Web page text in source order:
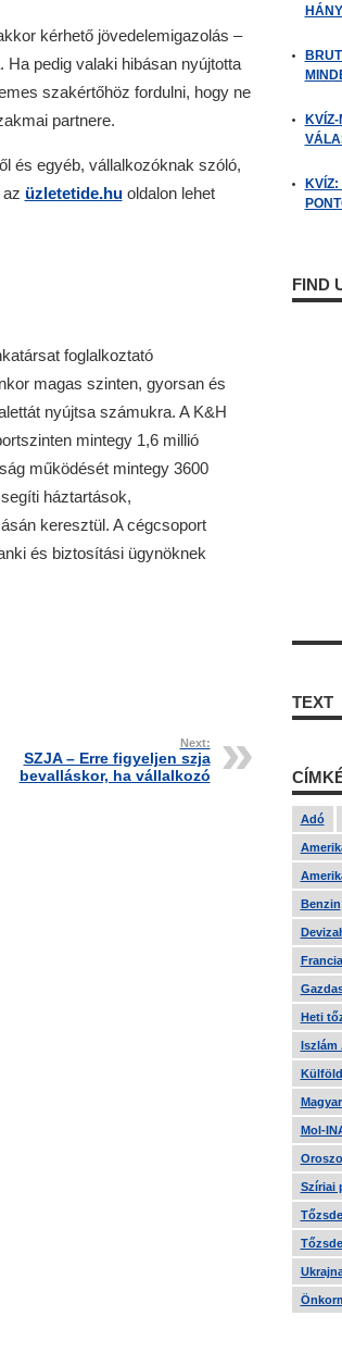
kérhető jövedelemigazolás –
Ha pedig valaki hibásan nyújtotta
szakértőhöz fordulni, hogy ne
partnere.
és egyéb, vállalkozóknak szóló,
üzletetide.huoldalon lehet
foglalkoztató
magas szinten, gyorsan és
nyújtsa számukra. A K&H
mintegy 1,6 millió
működését mintegy 3600
háztartások,
keresztül. A cégcsoport
és biztosítási ügynöknek
Next:
SZJA – Erre figyeljen szja
bevalláskor, ha vállalkozó
FIND
TEXT
Adó
Benzin
Heti
Iszlám
Mol-
Szíriai